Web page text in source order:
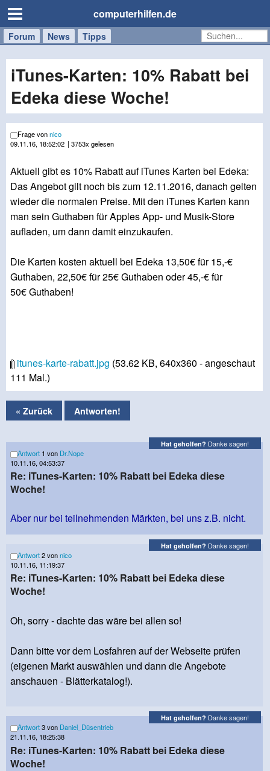
computerhilfen.de
Forum News Tipps
Handy
Tablet
Windows
Mac
iTunes-Karten: 10% Rabatt bei
Edeka diese Woche!
Frage vonnico
09.11.16, 18:52:02 | 3753x gelesen
Aktuell gibt es 10% Rabatt auf iTunes Karten bei Edeka:
Das Angebot gilt noch bis zum 12.11.2016, danach gelten
wieder die normalen Preise. Mit den iTunes Karten kann
man sein Guthaben für Apples App- und Musik-Store
aufladen, um dann damit einzukaufen.
Die Karten kosten aktuell bei Edeka 13,50€ für 15,-€
Guthaben, 22,50€ für 25€ Guthaben oder 45,-€ für
50€ Guthaben!
itunes-karte-rabatt.jpg (53.62 KB, 640x360 - angeschaut
111 Mal.)
« Zurück Antworten!
Hat geholfen? Danke sagen!
Antwort 1 von Dr.Nope
10.11.16, 04:53:37
Re: iTunes-Karten: 10% Rabatt bei Edeka diese
Woche!
Aber nur bei teilnehmenden Märkten, bei uns z.B. nicht.
Hat geholfen? Danke sagen!
Antwort2 vonnico
10.11.16, 11:19:37
Re: iTunes-Karten: 10% Rabatt bei Edeka diese
Woche!
Oh, sorry - dachte das wäre bei allen so!
Dann bitte vor dem Losfahren auf der Webseite prüfen
(eigenen Markt auswählen und dann die Angebote
anschauen - Blätterkatalog!).
Hat geholfen? Danke sagen!
Antwort3 von Daniel_Düsentrieb
21.11.16, 18:25:38
Re: iTunes-Karten: 10% Rabatt bei Edeka diese
Woche!